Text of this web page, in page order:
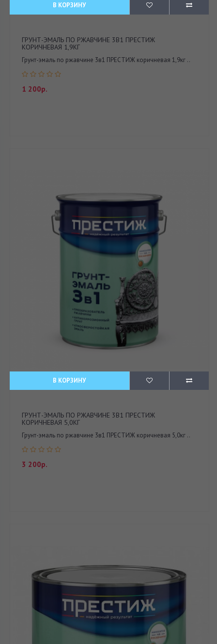
В КОРЗИНУ
ГРУНТ-ЭМАЛЬ ПО РЖАВЧИНЕ 3В1 ПРЕСТИЖ
КОРИЧНЕВАЯ 1,9КГ
Грунт-эмаль по ржавчине 3в1 ПРЕСТИЖ коричневая 1,9кг ..
1 200р.
В КОРЗИНУ
ГРУНТ-ЭМАЛЬ ПО РЖАВЧИНЕ 3В1 ПРЕСТИЖ
КОРИЧНЕВАЯ 5,0КГ
Грунт-эмаль по ржавчине 3в1 ПРЕСТИЖ коричневая 5,0кг ..
3 200р.